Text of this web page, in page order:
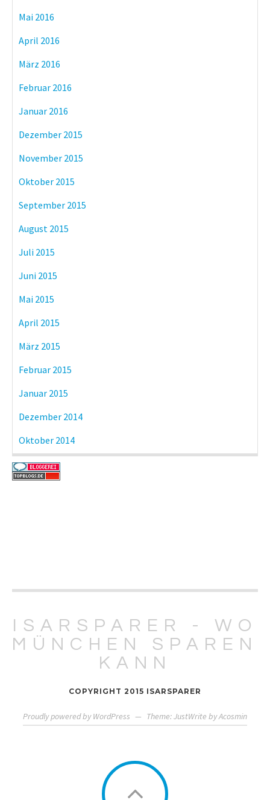
Mai 2016
April 2016
März 2016
Februar 2016
Januar 2016
Dezember 2015
November 2015
Oktober 2015
September 2015
August 2015
Juli 2015
Juni 2015
Mai 2015
April 2015
März 2015
Februar 2015
Januar 2015
Dezember 2014
Oktober 2014
ISARSPARER - WO
MÜNCHEN SPAREN
KANN
COPYRIGHT 2015 ISARSPARER
Proudly powered by WordPress — Theme: JustWrite byAcosmin